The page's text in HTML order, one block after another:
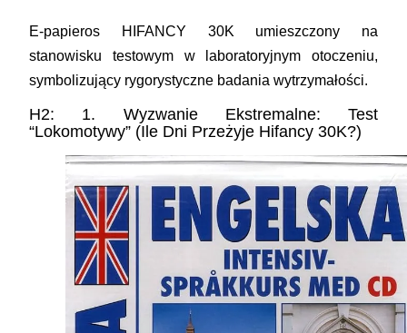
E-papieros HIFANCY 30K umieszczony na
stanowisku testowym w laboratoryjnym otoczeniu,
symbolizujący rygorystyczne badania wytrzymałości.
H2: 1. Wyzwanie Ekstremalne: Test
“Lokomotywy” (Ile Dni Przeżyje Hifancy 30K?)